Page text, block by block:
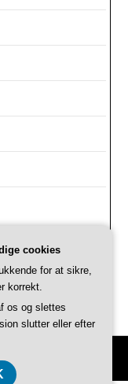
cookies
for at sikre,
korrekt.
os og slettes
slutter eller efter